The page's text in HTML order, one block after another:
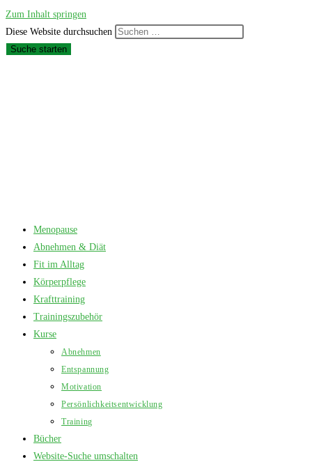
Zum Inhalt springen
Diese Website durchsuchen
Suche starten
Menopause
Abnehmen & Diät
Fit im Alltag
Körperpflege
Krafttraining
Trainingszubehör
Kurse
Abnehmen
Entspannung
Motivation
Persönlichkeitsentwicklung
Training
Bücher
Website-Suche umschalten